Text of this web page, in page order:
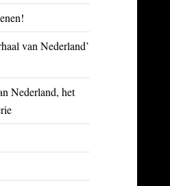
van Nederland’
Nederland, het